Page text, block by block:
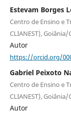
Estevam Borges
Centro de Ensino e
CLIANEST), Goiânia/
Autor
https://orcid.org/
Gabriel Peixoto
Centro de Ensino e
CLIANEST), Goiânia/
Autor